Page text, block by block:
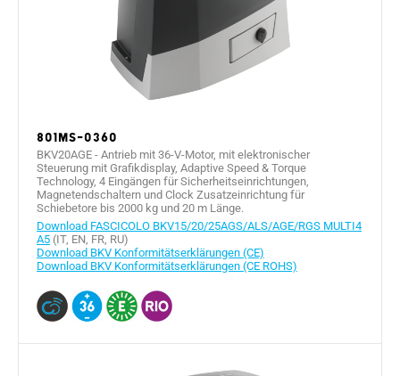
801MS-0360
BKV20AGE - Antrieb mit 36-V-Motor, mit elektronischer
Steuerung mit Grafikdisplay, Adaptive Speed & Torque
Technology, 4 Eingängen für Sicherheitseinrichtungen,
Magnetendschaltern und Clock Zusatzeinrichtung für
Schiebetore bis 2000 kg und 20 m Länge.
Download FASCICOLO BKV15/20/25AGS/ALS/AGE/RGS MULTI4
A5 (IT, EN, FR, RU)
Download BKV Konformitätserklärungen (CE)
Download BKV Konformitätserklärungen (CE ROHS)